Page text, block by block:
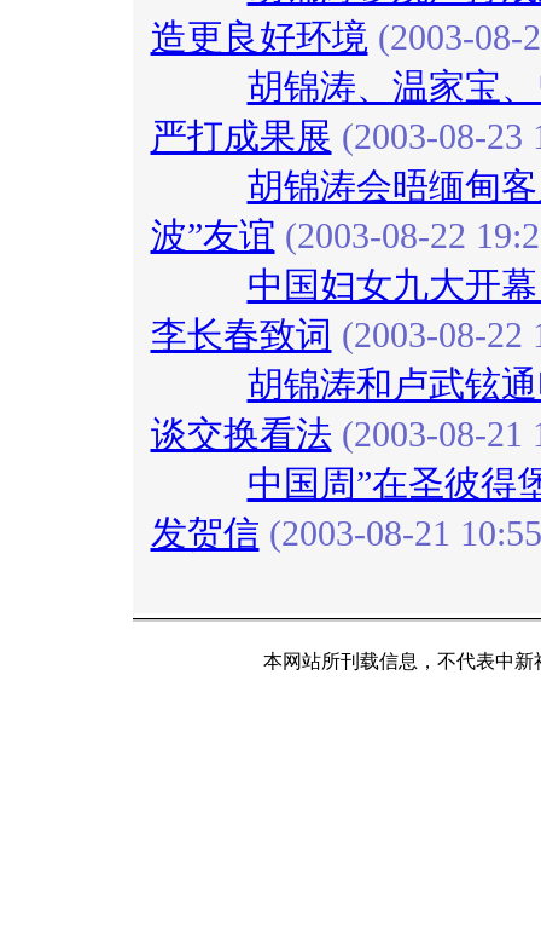
造更良好环境(2003-08-
胡锦涛、温家宝
严打成果展 (2003-08-23
胡锦涛会晤缅甸
波”友谊 (2003-08-22
中国妇女九大开
李长春致词 (2003-08-22
胡锦涛和卢武铉
谈交换看法 (2003-08-21
中国周”在圣彼得
发贺信 (2003-08-21
本网站所刊载信息，不代表中